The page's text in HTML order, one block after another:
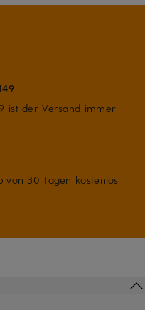
ist der Versand immer
von 30 Tagen kostenlos